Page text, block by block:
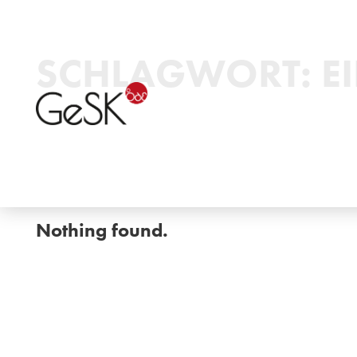
SCHLAGWORT:
Nothing found.